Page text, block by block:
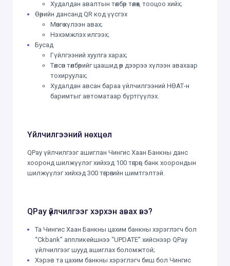
Худалдан авалтын төлбөр төлөх, тооцоо хийх;
Өөрийн дансанд QR код үүсгэх
Мөнгө хүлээн авах;
Нэхэмжлэх илгээх;
Бусад
Гүйлгээний хуулга харах;
Төлсөн төлбөрийг цаашид өөр дээрээ хүлээн авахаар
тохируулах;
Худалдан авсан бараа үйлчилгээний НӨАТ-н
баримтыг автоматаар бүртгүүлэх.
Үйлчилгээний нөхцөл
QPay үйлчилгээг ашиглан Чингис Хаан Банкны данс
хооронд шилжүүлэг хийхэд 100 төгрөг, банк хоорондын
шилжүүлэг хийхэд 300 төгрөгийн шимтгэлтэй.
QPay үйлчилгээг хэрхэн авах вэ?
Та Чингис Хаан Банкны цахим банкны хэрэглэгч бол
“Ckbank” аппликейшнээ “UPDATE” хийснээр QPay
үйлчилгээг шууд ашиглах боломжтой;
Хэрэв та цахим банкны хэрэглэгч биш бол Чингис